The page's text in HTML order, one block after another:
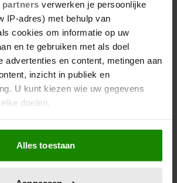
partners verwerken je persoonlijke
IP-adres) met behulp van
cookies om informatie op uw
en te gebruiken met als doel
advertenties en content, metingen aan
inzicht in publiek en
U kunt kiezen wie uw gegevens
doelen.
willen we ook graag:
verzamelen over uw geografische
een paar meter nauwkeurig kan zijn
Alles toestaan